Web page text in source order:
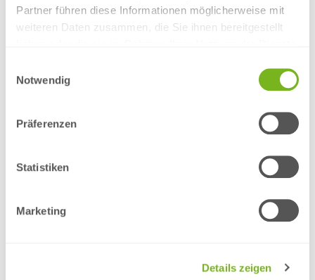
Partner führen diese Informationen möglicherweise mit
weiteren Daten zusammen, die Sie ihnen bereitgestellt
Notwendig
Präferenzen
Statistiken
Marketing
Details zeigen
inklusive 19 % MwSt
Liefertermin
-